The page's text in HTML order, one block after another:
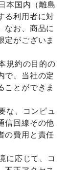
本国内（離島
る利用者に対
なお、商品に
定がございま
規約の目的の
で、当社の定
ことができま
な、コンピュ
信回線その他
の費用と責任
に応じて、コ